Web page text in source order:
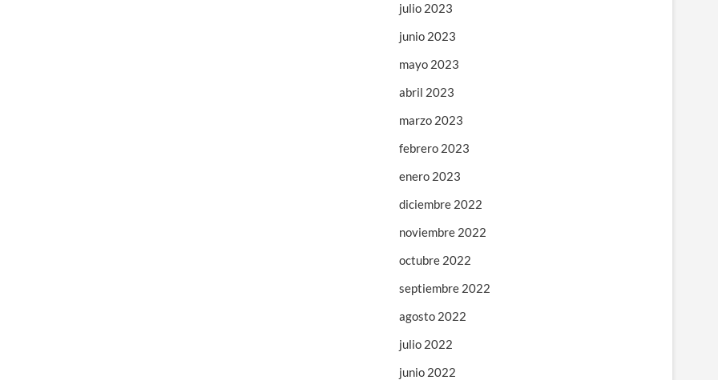
julio 2023
junio 2023
mayo 2023
abril 2023
marzo 2023
febrero 2023
enero 2023
diciembre 2022
noviembre 2022
octubre 2022
septiembre 2022
agosto 2022
julio 2022
junio 2022